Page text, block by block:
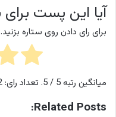
آیا این پست
برای رای دادن روی ستاره بزنید.
میانگین رتبه5 / 5. تعداد رای:
Related Posts: